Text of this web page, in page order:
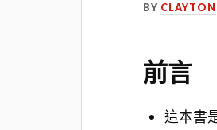
BY CLAYTON
前言
這本書